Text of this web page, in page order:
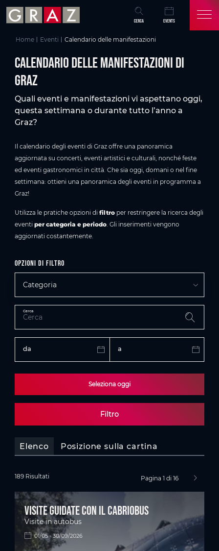
Vai al contenuto principale
Vai all'indice
Vai alla navigazione principale
CERCA EVENTS
Home Eventi Calendario delle manifestazioni
Calendario delle manifestazioni di
Graz
Quali eventi e manifestazioni vi aspettano oggi,
questa settimana o durante tutto l’anno a
Graz?
Il calendario degli eventi di Graz offre una panoramica
aggiornata su concerti, eventi artistici e culturali, nonché feste
ed eventi gastronomici in città. Che sia oggi, domani o nel fine
settimana: ottieni una panoramica degli eventi in programma a
Graz!
Utilizza le pratiche opzioni di filtro per restringere la ricerca degli
eventi per categoria e periodo . Gli inserimenti vengono
aggiornati costantemente.
Opzioni di filtro
Categoria
Cerca
da a
Seleziona oggi
Filtro
Elenco Posizione sulla cartina
189 Risultati Pagina 1 di 16 pagina
Visite guidate con il Cabriobus
Visite in autobus
01/05 - 30/09/2026